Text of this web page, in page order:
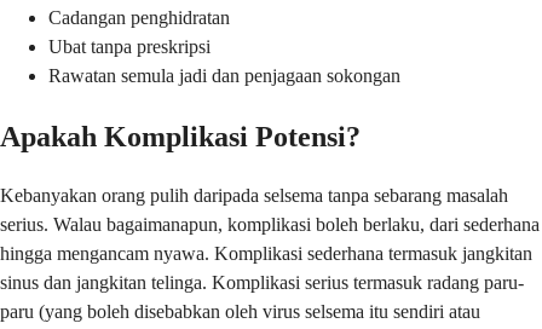
Cadangan penghidratan
Ubat tanpa preskripsi
Rawatan semula jadi dan penjagaan sokongan
Apakah Komplikasi Potensi?
Kebanyakan orang pulih daripada selsema tanpa sebarang masalah
serius. Walau bagaimanapun, komplikasi boleh berlaku, dari sederhana
hingga mengancam nyawa. Komplikasi sederhana termasuk jangkitan
sinus dan jangkitan telinga. Komplikasi serius termasuk radang paru-
paru (yang boleh disebabkan oleh virus selsema itu sendiri atau